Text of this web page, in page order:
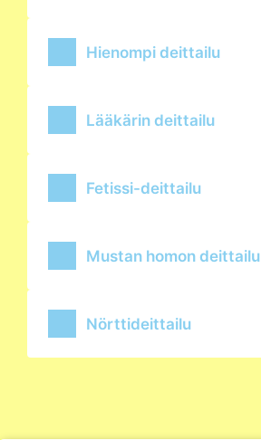
Hienompi deittailu
Lääkärin deittailu
Fetissi-deittailu
Mustan homon deittailu
Nörttideittailu